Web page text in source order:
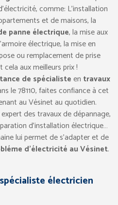
comme: L’installation
et de maisons, la
panne électrique, la mise aux
électrique, la mise en
ou remplacement de prise
aux meilleurs prix !
de spécialisteen travaux
le 78110, faites confiance à cet
au Vésinet au quotidien.
des travaux de dépannage,
d’installation électrique…
lui permet de s’adapter et de
d’électricité au Vésinet.
électricien